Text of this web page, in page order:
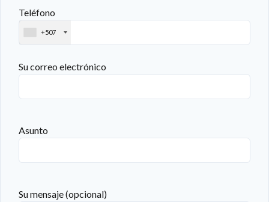
Teléfono
+507
Su correo electrónico
Asunto
Su mensaje (opcional)